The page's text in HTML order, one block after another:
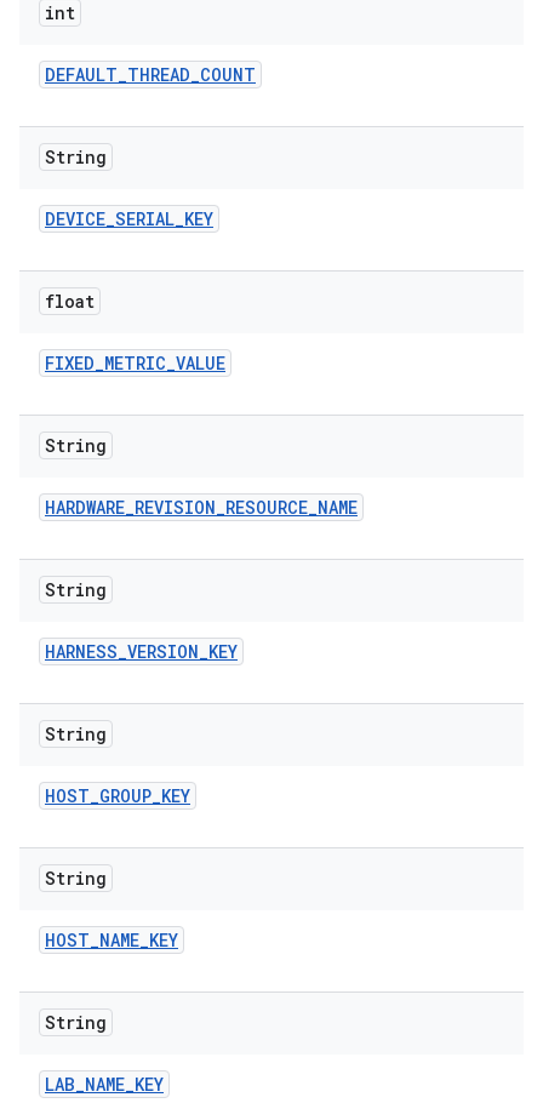
int
DEFAULT_THREAD_COUNT
String
DEVICE_SERIAL_KEY
float
FIXED_METRIC_VALUE
String
HARDWARE_REVISION_RESOURCE_NAME
String
HARNESS_VERSION_KEY
String
HOST_GROUP_KEY
String
HOST_NAME_KEY
String
LAB_NAME_KEY